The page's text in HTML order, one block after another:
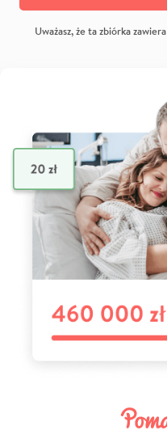
Uważasz, że ta zbiórka zawiera